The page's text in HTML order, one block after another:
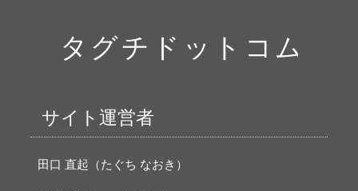
サイト運営者
田口 直起（たぐち なおき）